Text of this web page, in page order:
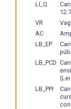
LI_Q
VR
AC
LB_EP
LB_PCD
LB_PPI